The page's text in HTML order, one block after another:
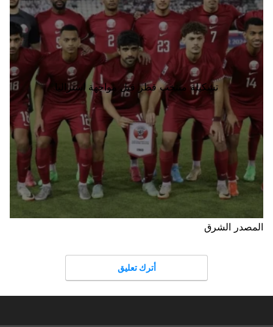
تشكيلة منتخب قطر قبل مواجهة استراليا
المصدر الشرق
أترك تعليق